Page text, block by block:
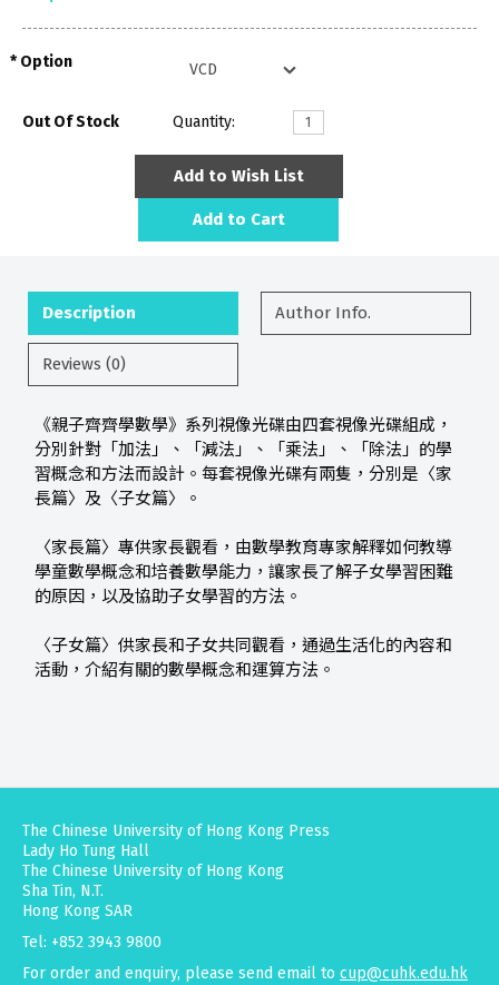
Option
Out Of Stock Quantity:
Add to Wish List
Add to Cart
Description Author Info.
Reviews (0)
《親子齊齊學數學》系列視像光碟由四套視像光碟組成，
分別針對「加法」、「減法」、「乘法」、「除法」的學
習概念和方法而設計。每套視像光碟有兩隻，分別是〈家
長篇〉及〈子女篇〉。
〈家長篇〉專供家長觀看，由數學教育專家解釋如何教導
學童數學概念和培養數學能力，讓家長了解子女學習困難
的原因，以及協助子女學習的方法。
〈子女篇〉供家長和子女共同觀看，通過生活化的內容和
活動，介紹有關的數學概念和運算方法。
The Chinese University of Hong Kong Press
Lady Ho Tung Hall
The Chinese University of Hong Kong
Sha Tin, N.T.
Hong Kong SAR
Tel: +852 3943 9800
For order and enquiry, please send email to cup@cuhk.edu.hk